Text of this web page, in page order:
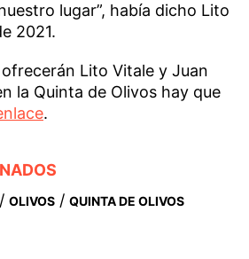
lugar”, había dicho Lito
2021.
Lito Vitale y Juan
la Quinta de Olivos hay que
.
/ OLIVOS / QUINTA DE OLIVOS